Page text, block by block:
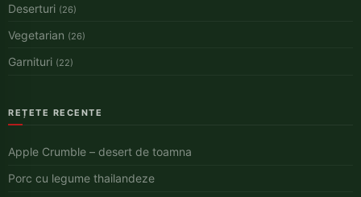
Deserturi (26)
Vegetarian (26)
Garnituri (22)
REȚETE RECENTE
Apple Crumble – desert de toamna
Porc cu legume thailandeze